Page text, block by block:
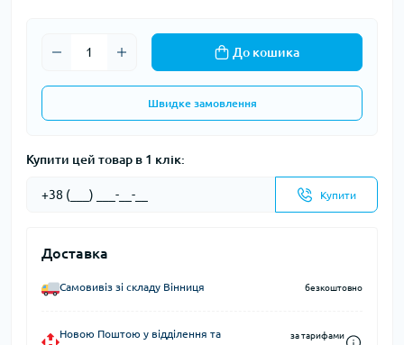
До кошика
Швидке замовлення
Купити цей товар в 1 клік:
Купити
Доставка
Самовивіз зі складу Вінниця безкоштовно
Новою Поштою у відділення та
за тарифами